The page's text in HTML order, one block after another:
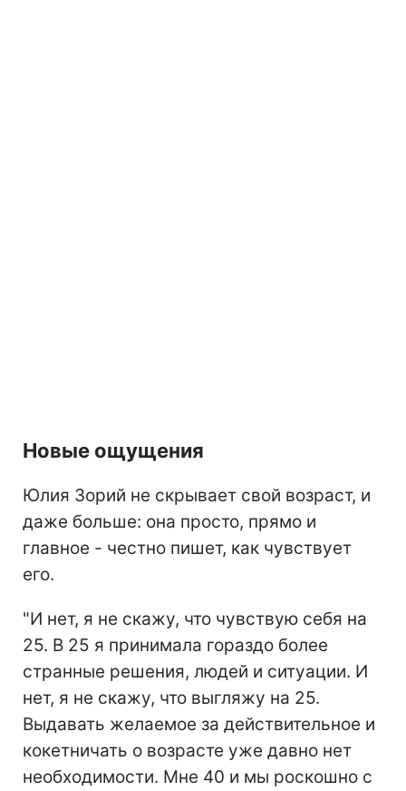
Новые ощущения
Юлия Зорий не скрывает свой возраст, и
даже больше: она просто, прямо и
главное - честно пишет, как чувствует
его.
"И нет, я не скажу, что чувствую себя на
25. В 25 я принимала гораздо более
странные решения, людей и ситуации. И
нет, я не скажу, что выгляжу на 25.
Выдавать желаемое за действительное и
кокетничать о возрасте уже давно нет
необходимости. Мне 40 и мы роскошно с